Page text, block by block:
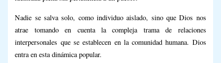
Nadie se salva solo, como individuo aislado, sino que Dios nos
atrae tomando en cuenta la compleja trama de relaciones
interpersonales que se establecen en la comunidad humana. Dios
entra en esta dinámica popular.